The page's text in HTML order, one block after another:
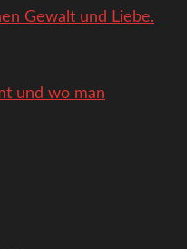
Gewalt und Liebe.
und wo man